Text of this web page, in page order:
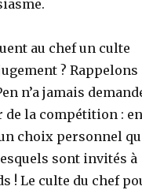
au chef un culte
? Rappelons
n’a jamais
la compétition :
choix personnel
sont invités à
! Le culte du chef